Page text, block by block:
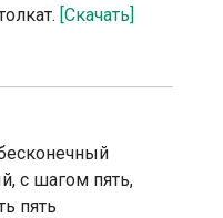
[Скачать]
с шагом пять,
пять